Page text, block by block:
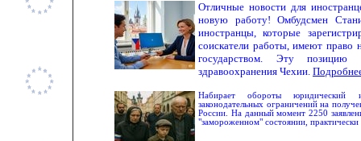
Отличные новости для
новую работу! Омбудсмен
иностранцы, которые
соискатели работы, имеют право
государством. Эту позицию
здравоохранения Чехии.
Набирает обороты юридический
законодательных ограничений на
России. На данный момент 2250
"замороженном" состоянии,